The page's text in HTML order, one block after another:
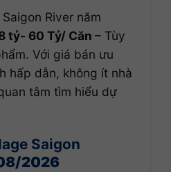
River năm
tỷ- 60 Tỷ/ Căn – Tùy
Với giá bán ưu
hấp dẫn, không ít nhà
tâm tìm hiểu dự
Saigon
2026